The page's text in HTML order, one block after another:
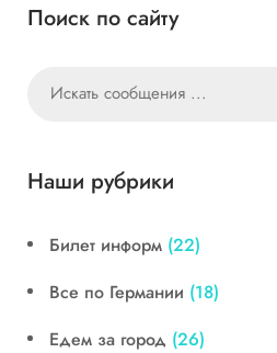
Поиск по сайту
Наши рубрики
Билет информ (22)
Все по Германии (18)
Едем за город (26)